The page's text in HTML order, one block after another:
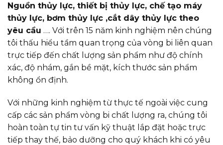
Nguồn thủy lực, thiết bị thủy lực, chế tạo máy
thủy lực, bơm thủy lực ,cắt dây thủy lực theo
yêu cầu …. Với trên 15 năm kinh nghiệm nên chúng
tôi thấu hiểu tầm quan trọng của vòng bi liên quan
trực tiếp đến chất lượng sản phẩm như độ chính
xác, độ nhám, gắn bề mặt, kích thước sản phẩm
không ổn định.
Với những kinh nghiệm từ thực tế ngoài việc cung
cấp các sản phẩm vòng bi chất lượng ra, chúng tôi
hoàn toàn tự tin tư vấn kỹ thuật lắp đặt hoặc trực
tiếp thay thế, bảo dưỡng cho quý khách khi có yêu